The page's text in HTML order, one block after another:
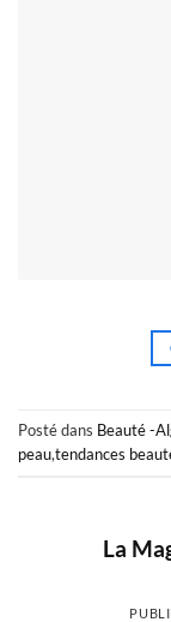
Posté dans Beauté -
peau,tendances
La